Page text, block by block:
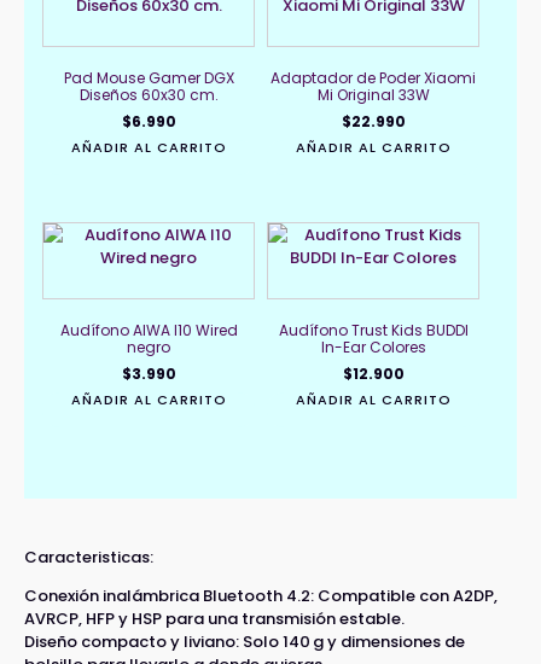
Pad Mouse Gamer DGX
Diseños 60x30 cm.
$6.990
AÑADIR AL CARRITO
Adaptador de Poder Xiaomi
Mi Original 33W
$22.990
AÑADIR AL CARRITO
Audífono AIWA I10 Wired
negro
$3.990
AÑADIR AL CARRITO
Audífono Trust Kids BUDDI
In-Ear Colores
$12.900
AÑADIR AL CARRITO
Caracteristicas:
Conexión inalámbrica Bluetooth 4.2: Compatible con A2DP,
AVRCP, HFP y HSP para una transmisión estable.
Diseño compacto y liviano: Solo 140 g y dimensiones de